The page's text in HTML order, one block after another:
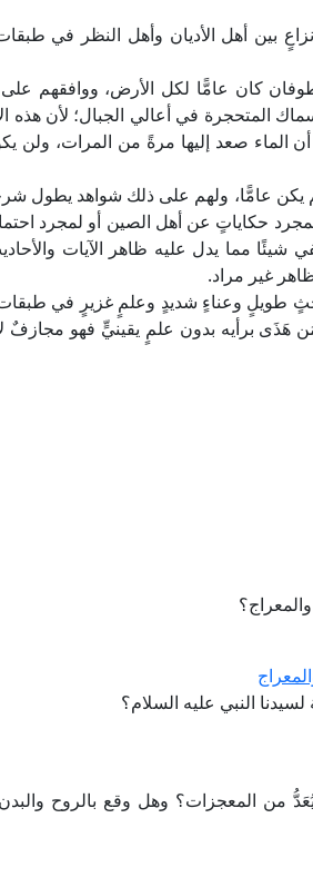
بين أهل الأديان وأهل النظر في
كان عامًّا لكل الأرض، ووافقهم
المتحجرة في أعالي الجبال؛ لأن هذه
الماء صعد إليها مرةً من المرات، ولن
عامًّا، ولهم على ذلك شواهد يطول
حكاياتٍ عن أهل الصين أو لمجرد
شيئًا مما يدل عليه ظاهر الآيات
غير مراد.
طويلٍ وعناءٍ شديدٍ وعلمٍ غزيرٍ في
هَذَى برأيه بدون علمٍ يقينيٍّ فهو مجازفٌ
النبي عليه السلام؟
من المعجزات؟ وهل وقع بالروح